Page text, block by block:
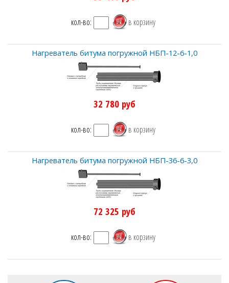
кол-во:
Нагреватель битума погружной НБП-12-6-1,0
32 780 руб
кол-во:
Нагреватель битума погружной НБП-36-6-3,0
72 325 руб
кол-во: